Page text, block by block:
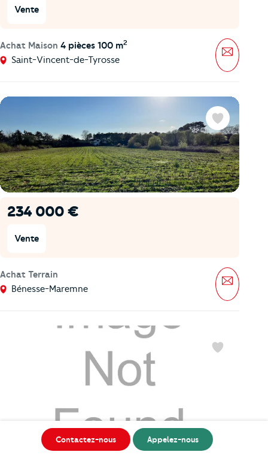
Vente
Achat Maison 4 pièces 100 m2
Saint-Vincent-de-Tyrosse
Message
234 000 €
Vente
Achat Terrain
Bénesse-Maremne
Favoris
Message
205 000 €
Favoris
Contactez-nous Appelez-nous